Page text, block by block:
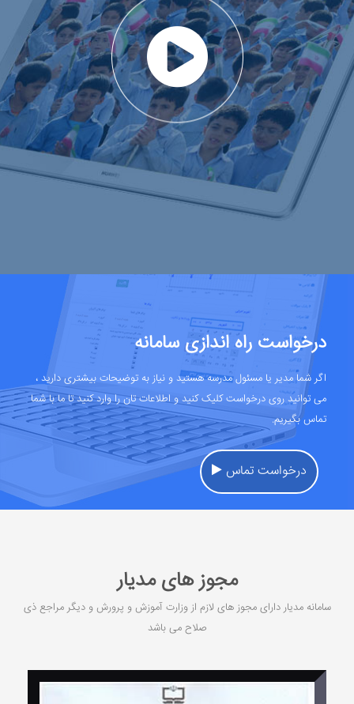
درخواست راه اندازی سامانه
اگر شما مدیر یا مسئول مدرسه هستید و نیاز به توضیحات بیشتری دارید ،
می توانید روی درخواست کلیک کنید و اطلاعات تان را وارد کنید تا ما با شما
تماس بگیریم.
درخواست تماس
مجوز های مدیار
سامانه مدیار دارای مجوز های لازم از وزارت آموزش و پرورش و دیگر مراجع ذی
صلاح می باشد